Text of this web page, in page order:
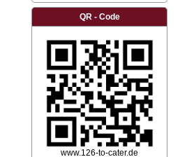
QR - Code
www.126-to-cater.de